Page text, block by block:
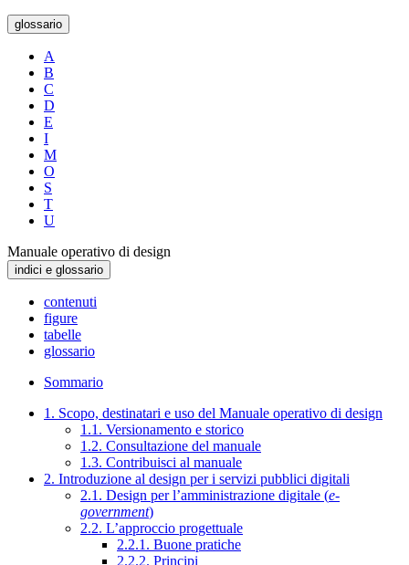
glossario
A
B
C
D
E
I
M
O
S
T
U
Manuale operativo di design
indici e glossario
contenuti
figure
tabelle
glossario
Sommario
1. Scopo, destinatari e uso del Manuale operativo di design
1.1. Versionamento e storico
1.2. Consultazione del manuale
1.3. Contribuisci al manuale
2. Introduzione al design per i servizi pubblici digitali
2.1. Design per l’amministrazione digitale (e-
government)
2.2. L’approccio progettuale
2.2.1. Buone pratiche
2.2.2. Principi